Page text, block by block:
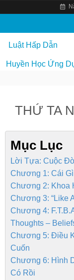
k
Luật Hấp Dẫn
Huyền Học Ứng
THỨ TA
Mục Lục
Lời Tựa: Cuộc
Chương 1: Cái
Chương 2: Khoa
Chương 3: “Like
Chương 4:
Thoughts –
Chương 5: Điều
Cuốn
Chương 6: Hình
Có Rồi